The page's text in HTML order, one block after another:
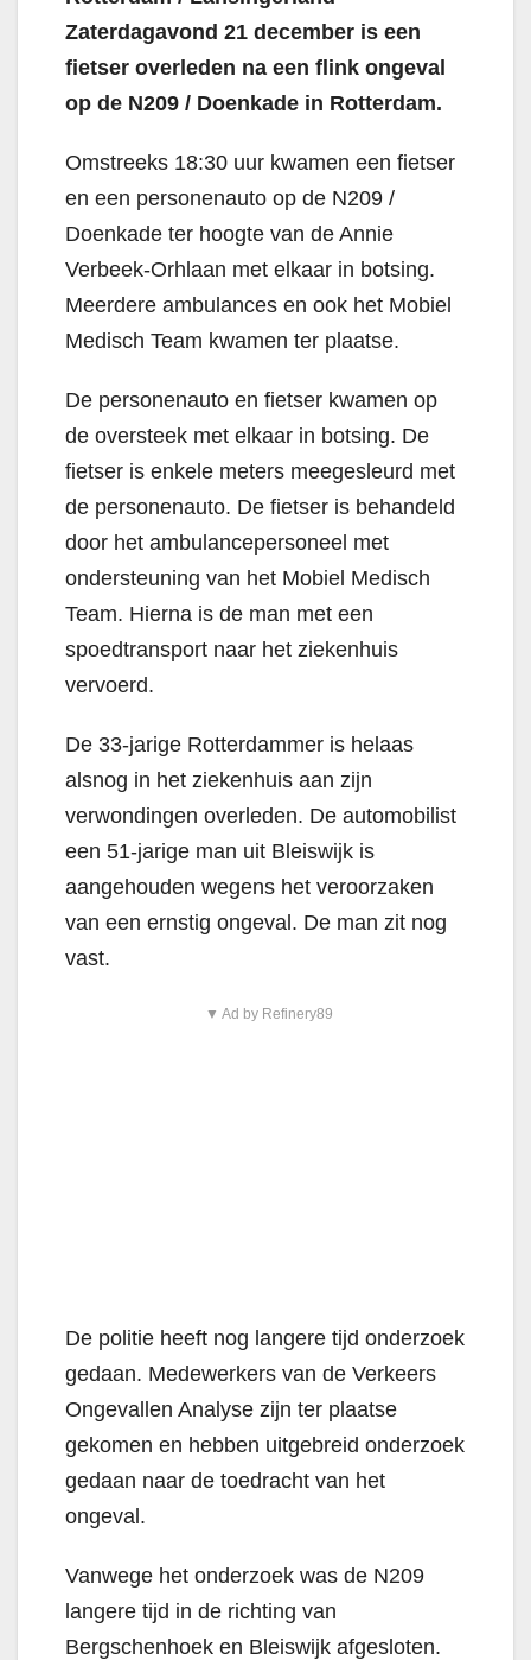
Zaterdagavond 21 december is een
fietser overleden na een flink ongeval
op de N209 / Doenkade in Rotterdam.
Omstreeks 18:30 uur kwamen een fietser
en een personenauto op de N209 /
Doenkade ter hoogte van de Annie
Verbeek-Orhlaan met elkaar in botsing.
Meerdere ambulances en ook het Mobiel
Medisch Team kwamen ter plaatse.
De personenauto en fietser kwamen op
de oversteek met elkaar in botsing. De
fietser is enkele meters meegesleurd met
de personenauto. De fietser is behandeld
door het ambulancepersoneel met
ondersteuning van het Mobiel Medisch
Team. Hierna is de man met een
spoedtransport naar het ziekenhuis
vervoerd.
De 33-jarige Rotterdammer is helaas
alsnog in het ziekenhuis aan zijn
verwondingen overleden. De automobilist
een 51-jarige man uit Bleiswijk is
aangehouden wegens het veroorzaken
van een ernstig ongeval. De man zit nog
vast.
▼ Ad by Refinery89
De politie heeft nog langere tijd onderzoek
gedaan. Medewerkers van de Verkeers
Ongevallen Analyse zijn ter plaatse
gekomen en hebben uitgebreid onderzoek
gedaan naar de toedracht van het
ongeval.
Vanwege het onderzoek was de N209
langere tijd in de richting van
Bergschenhoek en Bleiswijk afgesloten.